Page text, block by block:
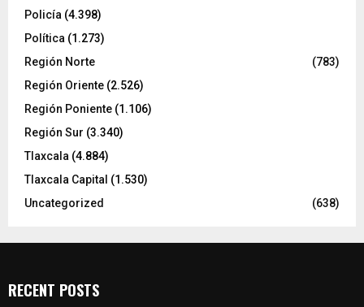
Policía (4.398)
Política (1.273)
Región Norte
(783)
Región Oriente (2.526)
Región Poniente (1.106)
Región Sur (3.340)
Tlaxcala (4.884)
Tlaxcala Capital (1.530)
Uncategorized
(638)
RECENT POSTS